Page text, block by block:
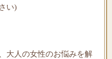
い)
大人の女性のお悩みを解